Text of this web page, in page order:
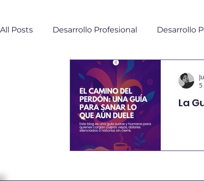
All Posts Desarrollo Profesional Desarrollo
Impacto Social
La